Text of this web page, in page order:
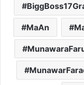
MaAn